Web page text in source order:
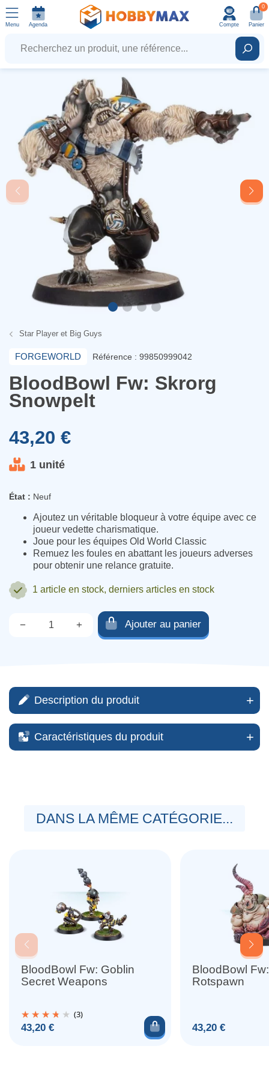
Menu Agenda Compte
0
Panier
Recherchez un produit, une référence...
Star Player et Big Guys
FORGEWORLD Référence : 99850999042
BloodBowl Fw: Skrorg
Snowpelt
43,20 €
1 unité
État : Neuf
Ajoutez un véritable bloqueur à votre équipe avec ce
joueur vedette charismatique.
Joue pour les équipes Old World Classic
Remuez les foules en abattant les joueurs adverses
pour obtenir une relance gratuite.
1 article en stock, derniers articles en stock
− + Ajouter au panier
Description du produit
Caractéristiques du produit
DANS LA MÊME CATÉGORIE...
BloodBowl Fw: Goblin
Secret Weapons
(3)
Prix
43,20 € Ajouter au panier
BloodBowl
Rotspawn
Prix
43,20 €